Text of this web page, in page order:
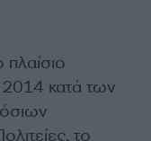
2014 κατά των
το